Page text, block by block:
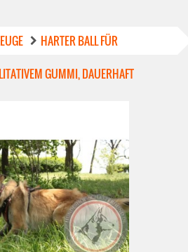
HARTER BALL FÜR
GUMMI, DAUERHAFT